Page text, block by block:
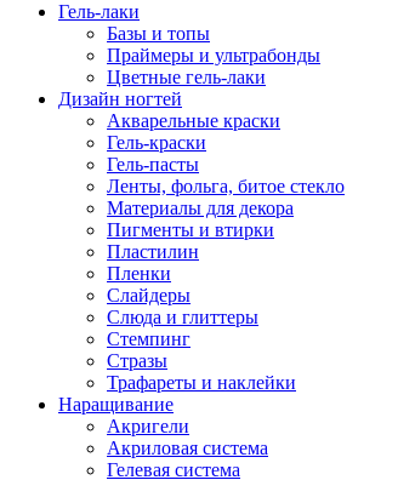
Гель-лаки
Базы и топы
Праймеры и ультрабонды
Цветные гель-лаки
Дизайн ногтей
Акварельные краски
Гель-краски
Гель-пасты
Ленты, фольга, битое стекло
Материалы для декора
Пигменты и втирки
Пластилин
Пленки
Слайдеры
Слюда и глиттеры
Стемпинг
Стразы
Трафареты и наклейки
Наращивание
Акригели
Акриловая система
Гелевая система